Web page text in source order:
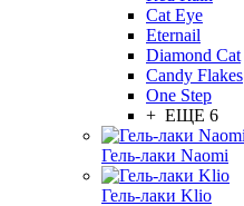
Cat Eye
Eternail
Diamond Cat
Candy Flakes
One Step
+ ЕЩЕ 6
Гель-лаки Naomi
Гель-лаки Klio